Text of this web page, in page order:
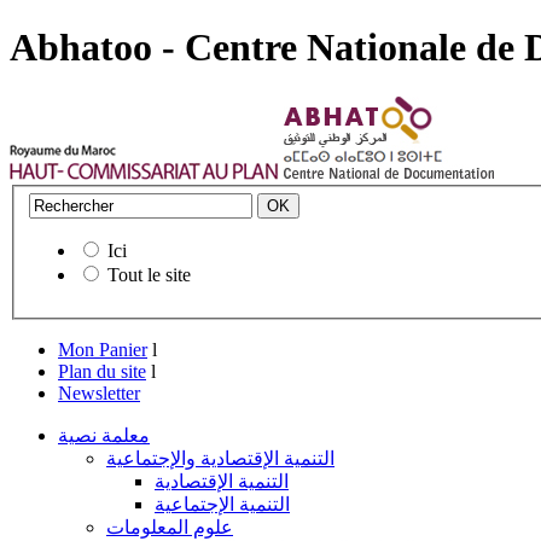
Abhatoo - Centre Nationale de
Ici
Tout le site
Mon Panier l
Plan du site l
Newsletter
معلمة نصية
التنمية الإقتصادية والإجتماعية
التنمية الإقتصادية
التنمية الإجتماعية
علوم المعلومات